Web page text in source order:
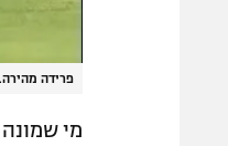
פרידה
מי